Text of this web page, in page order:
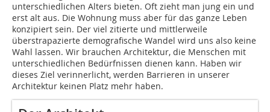
unterschiedlichen Alters bieten. Oft zieht man jung ein und
erst alt aus. Die Wohnung muss aber für das ganze Leben
konzipiert sein. Der viel zitierte und mittlerweile
überstrapazierte demografische Wandel wird uns also keine
Wahl lassen. Wir brauchen Architektur, die Menschen mit
unterschied­lichen Bedürfnissen dienen kann. Haben wir
dieses Ziel verinnerlicht, werden Barrieren in unserer
Architektur keinen Platz mehr haben.